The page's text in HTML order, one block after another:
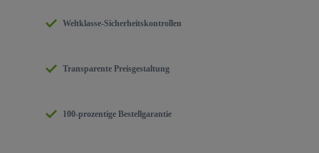
Weltklasse-Sicherheitskontrollen
Transparente Preisgestaltung
100-prozentige Bestellgarantie